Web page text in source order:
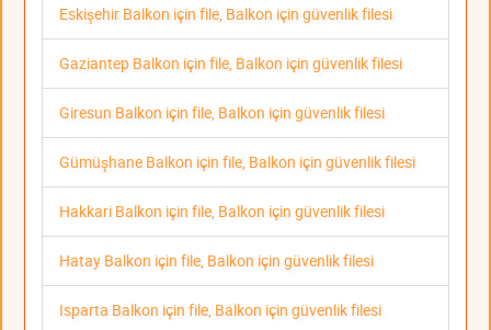
Eskişehir Balkon için file, Balkon için güvenlik filesi
Gaziantep Balkon için file, Balkon için güvenlik filesi
Giresun Balkon için file, Balkon için güvenlik filesi
Gümüşhane Balkon için file, Balkon için güvenlik filesi
Hakkari Balkon için file, Balkon için güvenlik filesi
Hatay Balkon için file, Balkon için güvenlik filesi
Isparta Balkon için file, Balkon için güvenlik filesi